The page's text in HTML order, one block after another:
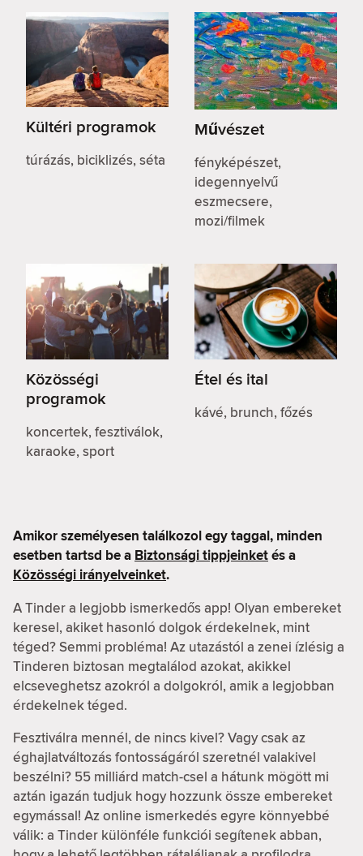
Kültéri programok
túrázás, biciklizés, séta
Művészet
fényképészet,
idegennyelvű
eszmecsere,
mozi/filmek
Közösségi
programok
koncertek, fesztiválok,
karaoke, sport
Étel és ital
kávé, brunch, főzés
Amikor személyesen találkozol egy taggal, minden
esetben tartsd be a Biztonsági tippjeinketés a
Közösségi irányelveinket.
A Tinder a legjobb ismerkedős app! Olyan embereket
keresel, akiket hasonló dolgok érdekelnek, mint
téged? Semmi probléma! Az utazástól a zenei ízlésig a
Tinderen biztosan megtalálod azokat, akikkel
elcseveghetsz azokról a dolgokról, amik a legjobban
érdekelnek téged.
Fesztiválra mennél, de nincs kivel? Vagy csak az
éghajlatváltozás fontosságáról szeretnél valakivel
beszélni? 55 milliárd match-csel a hátunk mögött mi
aztán igazán tudjuk hogy hozzunk össze embereket
egymással! Az online ismerkedés egyre könnyebbé
válik: a Tinder különféle funkciói segítenek abban,